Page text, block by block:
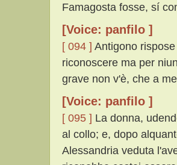
Famagosta fosse, sí
[Voice: panfilo ]
[ 094 ] Antigono
riconoscere ma per
grave non v'è, che a
[Voice: panfilo ]
[ 095 ] La donna,
al collo; e, dopo
Alessandria veduta